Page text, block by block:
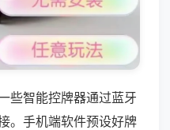
些智能控牌器通过蓝牙
。手机端软件预设好牌